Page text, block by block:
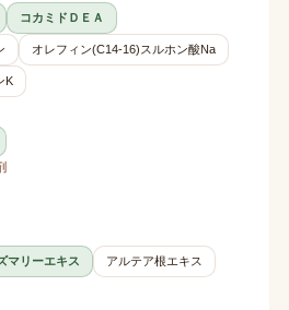
コカミドＤＥＡ
オレフィン(C14-16)スルホン酸Na
K
マリーエキス アルテア根エキス